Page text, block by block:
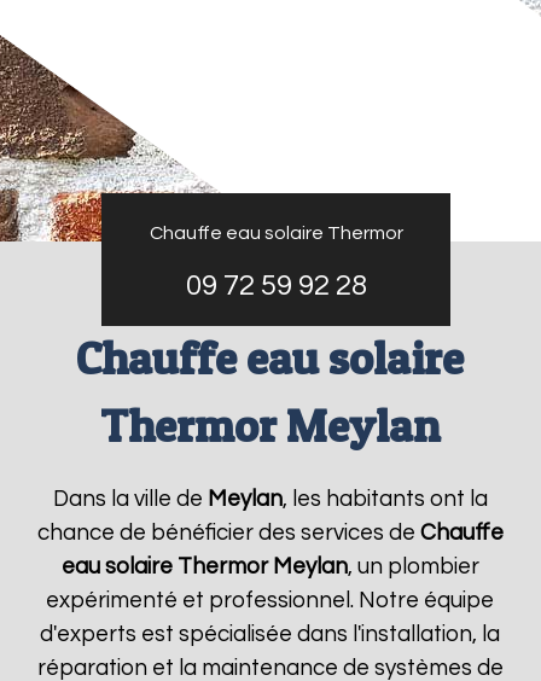
Chauffe eau solaire Thermor
09 72 59 92 28
Chauffe eau solaire
Thermor Meylan
Dans la ville de Meylan, les habitants ont la
chance de bénéficier des services de Chauffe
eau solaire Thermor Meylan, un plombier
expérimenté et professionnel. Notre équipe
d'experts est spécialisée dans l'installation, la
réparation et la maintenance de systèmes de